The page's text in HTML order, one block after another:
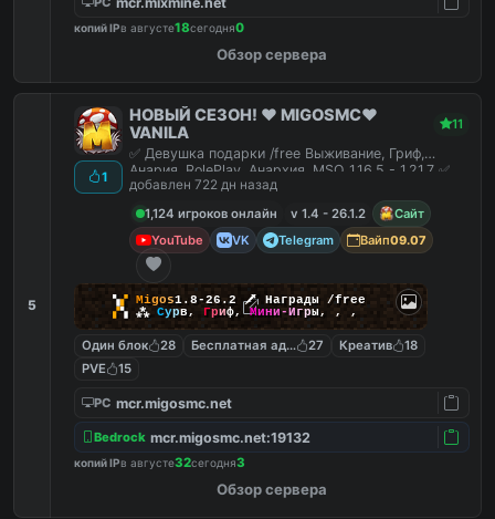
копий IPв августе18сегодня0
Обзор сервера
5
1
НОВЫЙ СЕЗОН! ❤️ MIGOSMC❤️
VANILA
11
✅ Девушка подарки /free Выживание, Гриф,
Анария, RolePlay, Анархия, MSO 1.16.5 - 1.21.7 ✅
добавлен 722 дн назад
1,124 игроков онлайн
v 1.4 - 26.1.2
Сайт
YouTube
VK Telegram Вайп09.07
▚▞ Migos1.8-26.2🗡 Награды /free
▞▚ ⁂ Сурв, Гриф,Мини-Игры, , ,
Один блок 28 Бесплатная админка
27 Креатив
18
PVE
15
PC mcr.migosmc.net
Bedrock mcr.migosmc.net:19132
копий IPв августе32сегодня3
Обзор сервера